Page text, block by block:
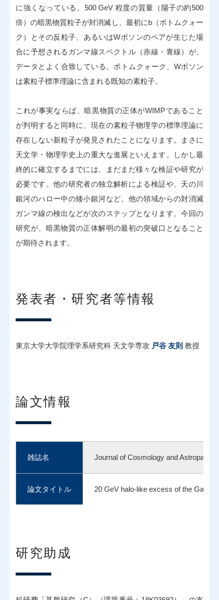
に強くなっている。500 GeV 程度の質量（陽子の約500
倍）の暗黒物質粒子が対消滅し、最初にb（ボトムクォー
ク）とその反粒子、あるいはWボソンのペアが生じた場
合に予想されるガンマ線スペクトル（赤線・青線）が、
データとよく合致している。ボトムクォーク、Wボソン
は素粒子標準理論に含まれる既知の素粒子。
これが事実ならば、暗黒物質の正体がWIMPであること
が判明すると同時に、現在の素粒子物理学の標準理論に
存在しない新粒子が発見されたことになります。まさに
天文学・物理学史上の重大な進展といえます。しかし最
終的に確立するまでには、まだまだ様々な検証や研究が
必要です。他の研究者の独立解析による検証や、天の川
銀河のハロー中の矮小銀河など、他の領域からの対消滅
ガンマ線の検出などが次のステップとなります。今回の
研究が、暗黒物質の正体解明の最初の突破口となること
が期待されます。
発表者・研究者等情報
東京大学大学院理学系研究科 天文学専攻 戸谷 友則 教授
論文情報
雑誌名 Journal of Cosmology and
論文タイトル 20 GeV halo-like excess of the
DOI番号
研究助成